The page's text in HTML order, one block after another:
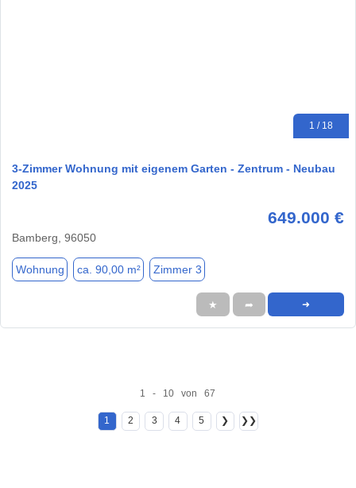
1 / 18
3-Zimmer Wohnung mit eigenem Garten - Zentrum - Neubau
2025
649.000 €
Bamberg, 96050
Wohnung ca. 90,00 m² Zimmer 3
★ ➦ ➜
1 - 10 von 67
1 2 3 4 5 ❯ ❯❯